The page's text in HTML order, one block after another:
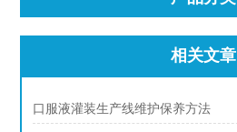
相关文章
口服液灌装生产线维护保养方法